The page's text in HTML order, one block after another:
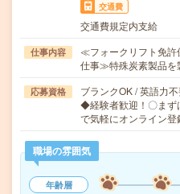
交通費
交通費規定内支給
仕事内容
≪フォークリフト免許
仕事≫特殊炭素製品を
応募資格
ブランクOK / 英語力
◆経験者歓迎！〇まず
で気軽にオンライン
職場の雰囲気
年齢層